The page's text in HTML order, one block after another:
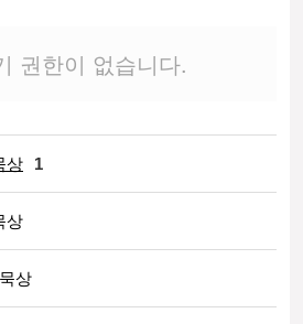
권한이 없습니다.
상 1
상
상